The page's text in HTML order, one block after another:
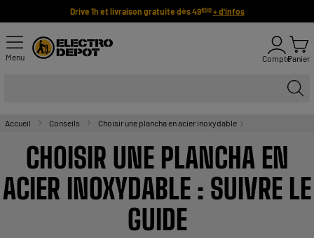
Drive 1h et livraison gratuite dès 49€90 + d'infos
Menu ComptePanier
Accueil Conseils Choisir une plancha en acier inoxydable
CHOISIR UNE PLANCHA EN
ACIER INOXYDABLE : SUIVRE LE
GUIDE